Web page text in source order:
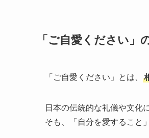
「ご自愛ください」
「ご自愛ください」とは、
日本の伝統的な礼儀や文化
そも、「自分を愛すること